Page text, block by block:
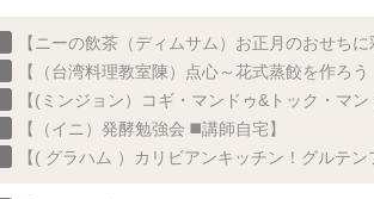
【ニーの飲茶（ディムサム）お正月のおせち
【（台湾料理教室陳）点心～花式蒸餃を作ろ
【(ミンジョン）コギ・マンドゥ&トック・マ
【（イニ）発酵勉強会 ◼️講師自宅】
【( グラハム ）カリビアンキッチン！グルテ